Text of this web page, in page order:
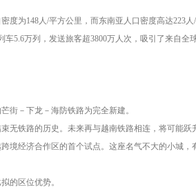
为148人/平方公里，而东南亚人口密度高达223人/
5.6万列，发送旅客超3800万人次，吸引了来自全
－下龙－海防铁路为完全新建。
铁路的历史。未来再与越南铁路相连，将可能跃
经济合作区的首个试点。这座名气不大的小城，
的区位优势。